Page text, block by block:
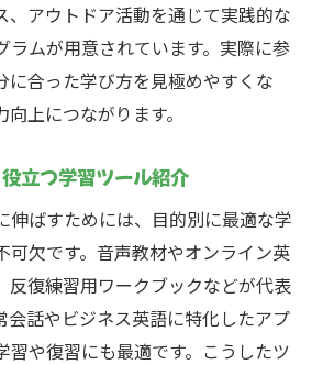
、アウトドア活動を通じて実践的な
ラムが用意されています。実際に参
に合った学び方を見極めやすくな
上につながります。
立つ学習ツール紹介
伸ばすためには、目的別に最適な学
可欠です。音声教材やオンライン英
反復練習用ワークブックなどが代表
会話やビジネス英語に特化したアプ
習や復習にも最適です。こうしたツ